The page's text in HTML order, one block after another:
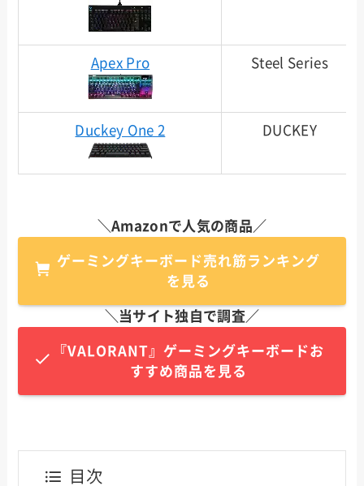
Apex Pro Steel Series
Duckey One 2 DUCKEY
＼Amazonで人気の商品／
ゲーミングキーボード売れ筋ランキング
を見る
＼当サイト独自で調査／
『VALORANT』ゲーミングキーボードお
すすめ商品を見る
目次